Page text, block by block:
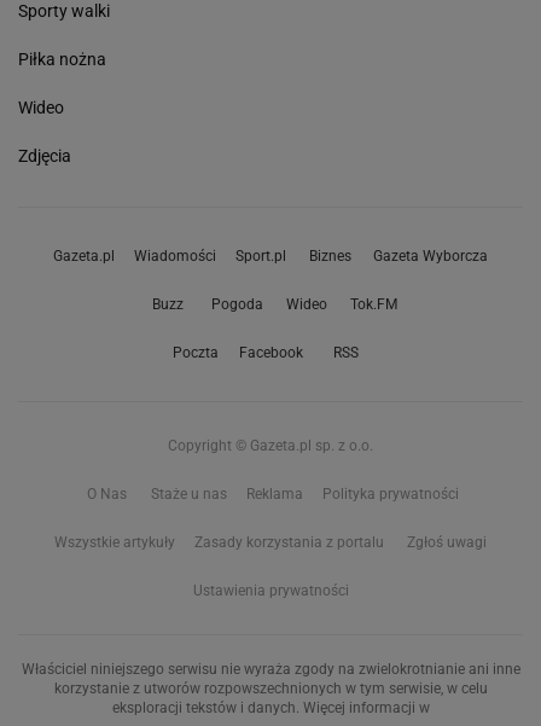
Sporty walki
Piłka nożna
Wideo
Zdjęcia
Gazeta.pl Wiadomości Sport.pl Biznes Gazeta Wyborcza
Buzz Pogoda Wideo Tok.FM
Poczta Facebook RSS
Copyright © Gazeta.pl sp. z o.o.
O Nas Staże u nas Reklama Polityka prywatności
Wszystkie artykuły Zasady korzystania z portalu Zgłoś uwagi
Ustawienia prywatności
Właściciel niniejszego serwisu nie wyraża zgody na zwielokrotnianie ani inne
korzystanie z utworów rozpowszechnionych w tym serwisie, w celu
eksploracji tekstów i danych. Więcej informacji w